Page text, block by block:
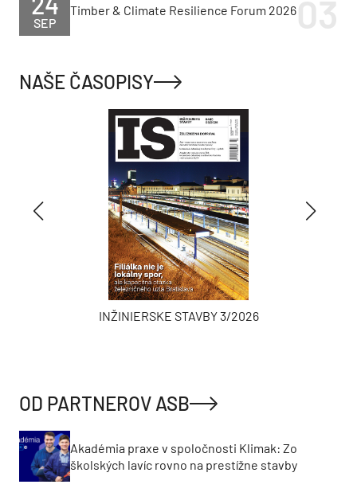
SEP
Timber & Climate Resilience Forum 2026
NAŠE ČASOPISY
INŽINIERSKE STAVBY 3/2026
OD PARTNEROV ASB
Akadémia praxe v spoločnosti Klimak: Zo
školských lavíc rovno na prestížne stavby